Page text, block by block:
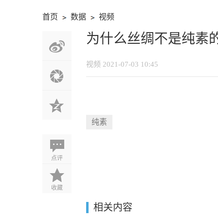
首页 数据 视频
›
点评
收藏
为什么丝绸不是纯素
视频 2021-07-03 10:45
纯素
相关内容